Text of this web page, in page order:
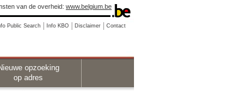
van de overheid: www.belgium.be
Public Search Info KBO Disclaimer Contact
opzoeking
op adres